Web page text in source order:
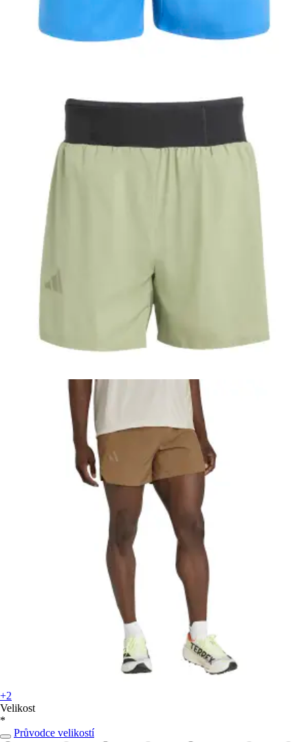
+2
Velikost
*
Průvodce velikostí